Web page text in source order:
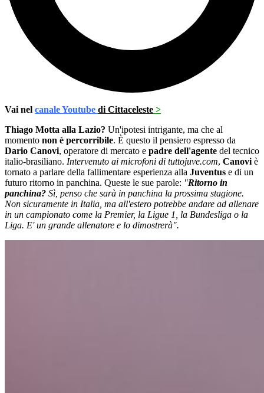
Vai nel canale Youtube di Cittaceleste >
Thiago Motta alla Lazio? Un'ipotesi intrigante, ma che al
momento non è percorribile. È questo il pensiero espresso da
Dario Canovi, operatore di mercato e padre dell'agente del tecnico
italio-brasiliano. Intervenuto ai microfoni di tuttojuve.com, Canovi è
tornato a parlare della fallimentare esperienza alla Juventus e di un
futuro ritorno in panchina. Queste le sue parole: "Ritorno in
panchina? Sì, penso che sarà in panchina la prossima stagione.
Non sicuramente in Italia, ma all'estero potrebbe andare ad allenare
in un campionato come la Premier, la Ligue 1, la Bundesliga o la
Liga. E' un grande allenatore e lo dimostrerà".